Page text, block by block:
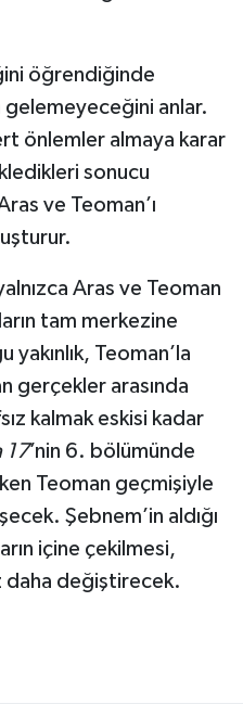
öğrendiğinde
anlar.
önlemler almaya karar
sonucu
ve Teoman’ı
Aras ve Teoman
tam merkezine
yakınlık, Teoman’la
gerçekler arasında
kalmak eskisi kadar
17’nin 6. bölümünde
Teoman geçmişiyle
Şebnem’in aldığı
içine çekilmesi,
daha değiştirecek.